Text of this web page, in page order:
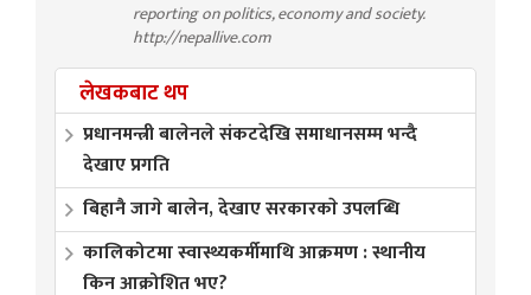
reporting on politics, economy and society.
http://nepallive.com
लेखकबाट थप
प्रधानमन्त्री बालेनले संकटदेखि समाधानसम्म भन्दै
देखाए प्रगति
बिहानै जागे बालेन, देखाए सरकारकाे उपलब्धि
कालिकोटमा स्वास्थ्यकर्मीमाथि आक्रमण : स्थानीय
किन आक्रोशित भए?